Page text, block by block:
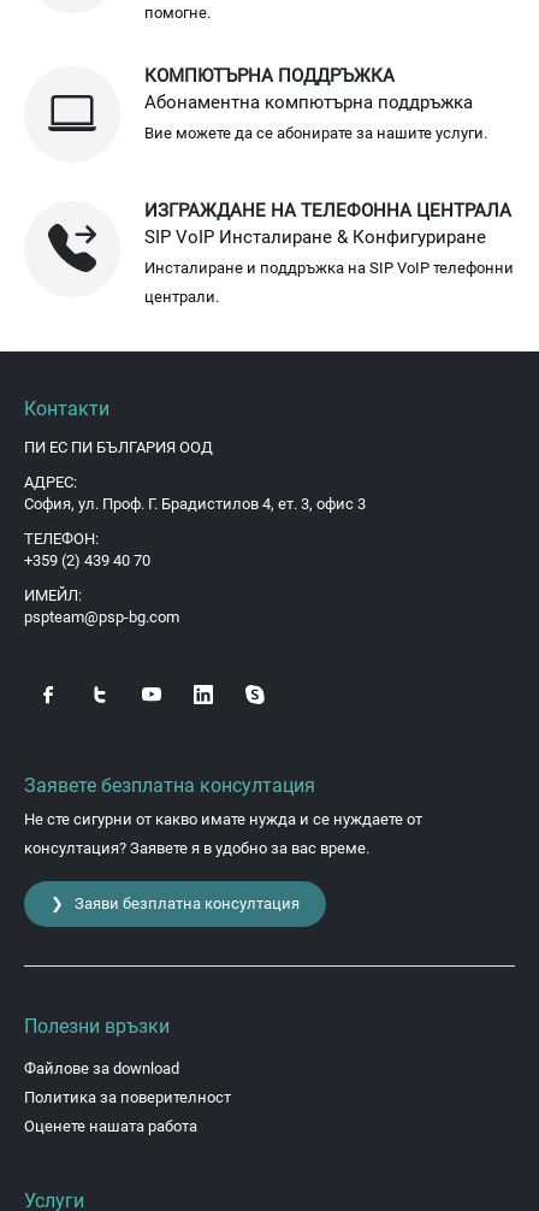
помогне.
КОМПЮТЪРНА ПОДДРЪЖКА
Абонаментна компютърна поддръжка
Вие можете да се абонирате за нашите услуги.
ИЗГРАЖДАНЕ НА ТЕЛЕФОННА ЦЕНТРАЛА
SIP VoIP Инсталиране & Конфигуриране
Инсталиране и поддръжка на SIP VoIP телефонни
централи.
Контакти
ПИ ЕС ПИ БЪЛГАРИЯ ООД
АДРЕС:
София, ул. Проф. Г. Брадистилов 4, ет. 3, офис 3
ТЕЛЕФОН:
+359 (2) 439 40 70
ИМЕЙЛ:
pspteam@psp-bg.com
Заявете безплатна консултация
Не сте сигурни от какво имате нужда и се нуждаете от
консултация? Заявете я в удобно за вас време.
❯ Заяви безплатна консултация
Полезни връзки
Файлове за download
Политика за поверителност
Оценете нашата работа
Услуги